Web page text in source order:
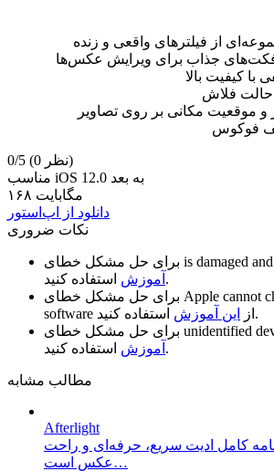
از فیلتر‌های واقعی و زنده
جذاب برای ویرایش عکس‌ها
با کیفیت بالا
حالت فلاش
و موقعیت مکانی بر روی تصاویر
فوکوس
0/5
(0 نظر)
مناسب iOS 12.0 به بعد
۱۶۸ مگابایت
دانلود از اپ‌استور
نکات ضروری
is damaged
آموزش استفاده کنید.
Apple cannot
software
از این آموزش
استفاده کنید.
unidentified
آموزش استفاده کنید.
مطالب مشابه
Afterlight
کامل ادیت سریع، حرفه‌ای و راحت
عکس است…